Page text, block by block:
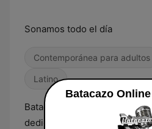
Sonamos todo el día
Contemporánea para adultos
Latino
Batacazo Online es una
dedicada primordialmente a
Batacazo